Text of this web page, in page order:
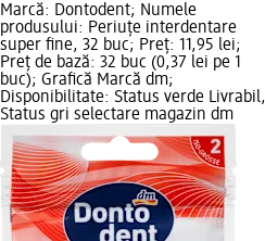
Marcă: Dontodent; Numele
produsului: Periuțe interdentare
super fine, 32 buc; Preț: 11,95 lei;
Preț de bază: 32 buc (0,37 lei pe 1
buc); Grafică Marcă dm;
Disponibilitate: Status verde Livrabil,
Status gri selectare magazin dm